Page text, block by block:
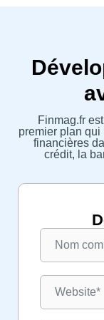
Finmag.fr
premier plan
financières
crédit, la